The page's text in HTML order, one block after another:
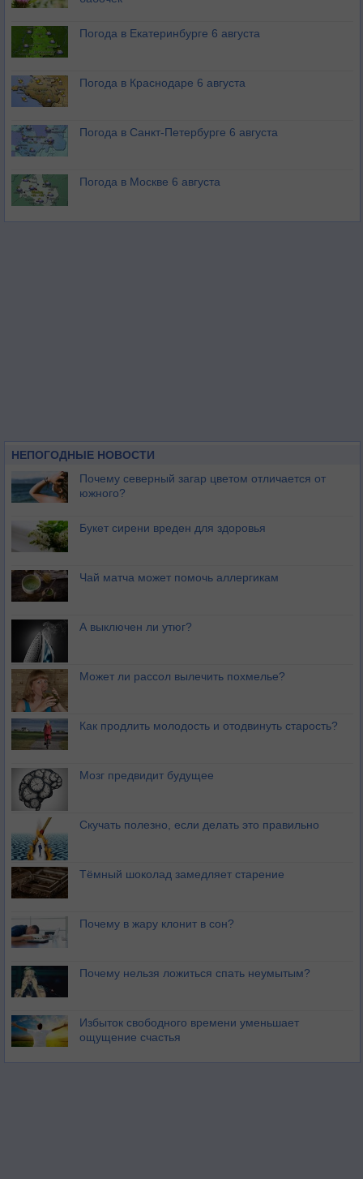
Погода в Екатеринбурге 6 августа
Погода в Краснодаре 6 августа
Погода в Санкт-Петербурге 6 августа
Погода в Москве 6 августа
НЕПОГОДНЫЕ НОВОСТИ
Почему северный загар цветом отличается от
южного?
Букет сирени вреден для здоровья
Чай матча может помочь аллергикам
А выключен ли утюг?
Может ли рассол вылечить похмелье?
Как продлить молодость и отодвинуть старость?
Мозг предвидит будущее
Скучать полезно, если делать это правильно
Тёмный шоколад замедляет старение
Почему в жару клонит в сон?
Почему нельзя ложиться спать неумытым?
Избыток свободного времени уменьшает
ощущение счастья